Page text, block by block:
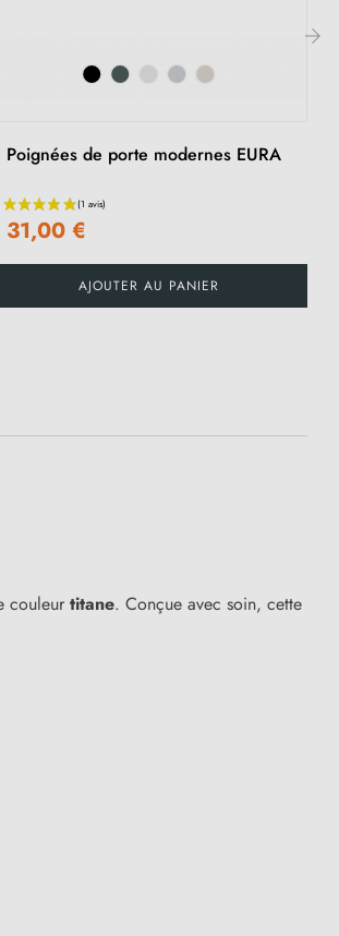
Poignées de porte modernes EURA
31,00 €
AJOUTER AU PANIER
couleur titane. Conçue avec soin, cette